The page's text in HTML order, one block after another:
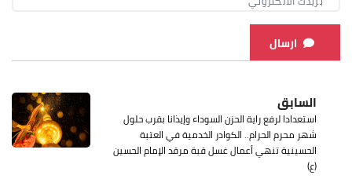
ارسال
السابق
استعدادا لرفع راية الحزن السوداء وإيذانا بقرب حلول
شهر محرم الحرام.. الكوادر الخدمية في العتبة
الحسينية تنهي أعمال غسل قبة مرقد الإمام الحسين
(ع)